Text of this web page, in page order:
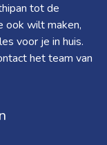
tot de
ook wilt maken,
voor je in huis.
het team van